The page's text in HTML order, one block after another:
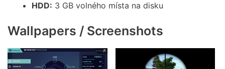
HDD: 3 GB volného místa na disku
Wallpapers / Screenshots